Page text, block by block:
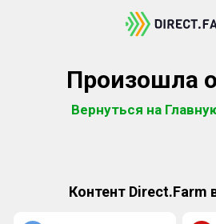
Произошла
Вернуться на
Контент Direct.Farm